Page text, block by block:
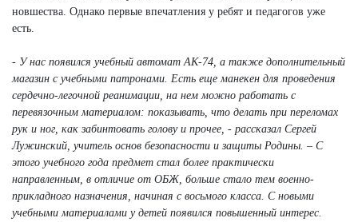
новшества. Однако первые впечатления у ребят и педагогов уже
есть.
- У нас появился учебный автомат АК-74, а также дополнительный
магазин с учебными патронами. Есть еще манекен для проведения
сердечно-легочной реанимации, на нем можно работать с
перевязочным материалом: показывать, что делать при переломах
рук и ног, как забинтовать голову и прочее, - рассказал Сергей
Лужинский, учитель основ безопасности и защиты Родины. – С
этого учебного года предмет стал более практически
направленным, в отличие от ОБЖ, больше стало тем военно-
прикладного назначения, начиная с восьмого класса. С новыми
учебными материалами у детей появился повышенный интерес.